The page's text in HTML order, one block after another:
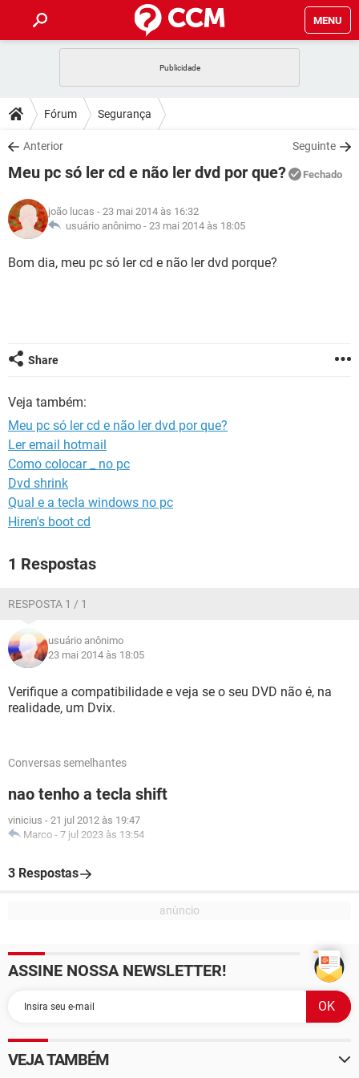
MENU
CELULAR
OUTLOOK
INSTAGRAM GMAIL
GUIA DE COMPRAS
DICAS
JOGOS
INSTAGRAM GMAIL
GUIA DE COMPRAS
DOWNLOADS
JOGOS WHATSAPP
CELULAR
OUTLOOK EXCEL
INSTAGRAM GMAIL
FÓRUM
JOGOS WHATSAPP
CELULAR
OUTLOOK EXCEL
GLOSSÁRIO
JOGOS WHATSAPP
GUIA DE COMPRAS
Fórum Segurança
Anterior Seguinte
Meu pc só ler cd e não ler dvd por que? Fechado
joão lucas - 23 mai 2014 às 16:32
usuário anônimo - 23 mai 2014 às 18:05
Bom dia, meu pc só ler cd e não ler dvd porque?
Share
Veja também:
Meu pc só ler cd e não ler dvd por que?
Ler email hotmail
Como colocar _ no pc
Dvd shrink
Qual e a tecla windows no pc
Hiren's boot cd
1 Respostas
RESPOSTA 1 / 1
usuário anônimo
23 mai 2014 às 18:05
Verifique a compatibilidade e veja se o seu DVD não é, na
realidade, um Dvix.
Conversas semelhantes
nao tenho a tecla shift
vinicius - 21 jul 2012 às 19:47
Marco - 7 jul 2023 às 13:54
3 Respostas
ASSINE NOSSA NEWSLETTER!
VEJA TAMBÉM